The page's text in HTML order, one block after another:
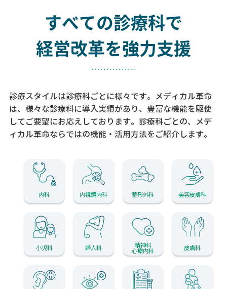
すべての診療科で
経営改革を強力支援
診療スタイルは診療科ごとに様々です。メディカル革命
は、様々な診療科に導入実績があり、 豊富な機能を駆使
してご要望にお応えしております。 診療科ごとの、メデ
ィカル革命ならではの機能・活用方法をご紹介します。
内科 内視鏡内科 整形外科 美容皮膚科
小児科 婦人科 精神科
心療内科 皮膚科